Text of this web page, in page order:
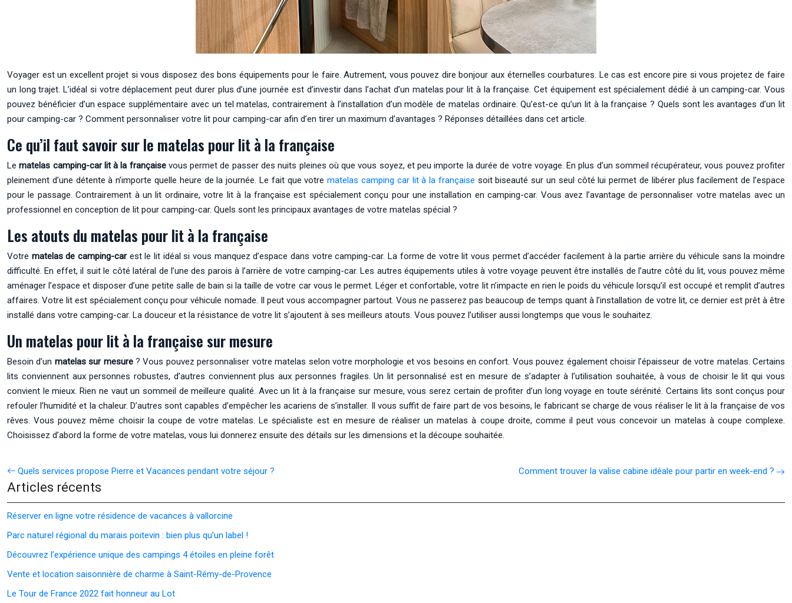
Voyager est un excellent projet si vous disposez des bons équipements pour le faire. Autrement, vous pouvez dire bonjour aux éternelles courbatures. Le cas est encore pire si vous projetez de faire
un long trajet. L’idéal si votre déplacement peut durer plus d’une journée est d’investir dans l’achat d’un matelas pour lit à la française. Cet équipement est spécialement dédié à un camping-car. Vous
pouvez bénéficier d’un espace supplémentaire avec un tel matelas, contrairement à l’installation d’un modèle de matelas ordinaire. Qu’est-ce qu’un lit à la française ? Quels sont les avantages d’un lit
pour camping-car ? Comment personnaliser votre lit pour camping-car afin d’en tirer un maximum d’avantages ? Réponses détaillées dans cet article.
Ce qu’il faut savoir sur le matelas pour lit à la française
Lematelas camping-car lit à la française vous permet de passer des nuits pleines où que vous soyez, et peu importe la durée de votre voyage. En plus d’un sommeil récupérateur, vous pouvez profiter
pleinement d’une détente à n’importe quelle heure de la journée. Le fait que votrematelas camping car lit à la française soit biseauté sur un seul côté lui permet de libérer plus facilement de l’espace
pour le passage. Contrairement à un lit ordinaire, votre lit à la française est spécialement conçu pour une installation en camping-car. Vous avez l’avantage de personnaliser votre matelas avec un
professionnel en conception de lit pour camping-car. Quels sont les principaux avantages de votre matelas spécial ?
Les atouts du matelas pour lit à la française
Votre matelas de camping-carest le lit idéal si vous manquez d’espace dans votre camping-car. La forme de votre lit vous permet d’accéder facilement à la partie arrière du véhicule sans la moindre
difficulté. En effet, il suit le côté latéral de l’une des parois à l’arrière de votre camping-car. Les autres équipements utiles à votre voyage peuvent être installés de l’autre côté du lit, vous pouvez même
aménager l’espace et disposer d’une petite salle de bain si la taille de votre car vous le permet. Léger et confortable, votre lit n’impacte en rien le poids du véhicule lorsqu’il est occupé et remplit d’autres
affaires. Votre lit est spécialement conçu pour véhicule nomade. Il peut vous accompagner partout. Vous ne passerez pas beaucoup de temps quant à l’installation de votre lit, ce dernier est prêt à être
installé dans votre camping-car. La douceur et la résistance de votre lit s’ajoutent à ses meilleurs atouts. Vous pouvez l’utiliser aussi longtemps que vous le souhaitez.
Un matelas pour lit à la française sur mesure
Besoin d’un matelas sur mesure? Vous pouvez personnaliser votre matelas selon votre morphologie et vos besoins en confort. Vous pouvez également choisir l’épaisseur de votre matelas. Certains
lits conviennent aux personnes robustes, d’autres conviennent plus aux personnes fragiles. Un lit personnalisé est en mesure de s’adapter à l’utilisation souhaitée, à vous de choisir le lit qui vous
convient le mieux. Rien ne vaut un sommeil de meilleure qualité. Avec un lit à la française sur mesure, vous serez certain de profiter d’un long voyage en toute sérénité. Certains lits sont conçus pour
refouler l’humidité et la chaleur. D’autres sont capables d’empêcher les acariens de s’installer. Il vous suffit de faire part de vos besoins, le fabricant se charge de vous réaliser le lit à la française de vos
rêves. Vous pouvez même choisir la coupe de votre matelas. Le spécialiste est en mesure de réaliser un matelas à coupe droite, comme il peut vous concevoir un matelas à coupe complexe.
Choisissez d’abord la forme de votre matelas, vous lui donnerez ensuite des détails sur les dimensions et la découpe souhaitée.
Quels services propose Pierre et Vacances pendant votre séjour ? Comment trouver la valise cabine idéale pour partir en week-end ?
Articles récents
Réserver en ligne votre résidence de vacances à vallorcine
Parc naturel régional du marais poitevin : bien plus qu’un label !
Découvrez l’expérience unique des campings 4 étoiles en pleine forêt
Vente et location saisonnière de charme à Saint-Rémy-de-Provence
Le Tour de France 2022 fait honneur au Lot